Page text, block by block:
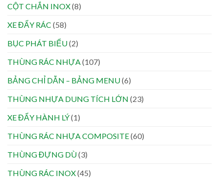
CỘT CHẮN INOX(8)
XE ĐẨY RÁC (58)
BỤC PHÁT BIỂU(2)
THÙNG RÁC NHỰA (107)
BẢNG CHỈ DẪN – BẢNG MENU(6)
THÙNG NHỰA DUNG TÍCH LỚN (23)
XE ĐẨY HÀNH LÝ(1)
THÙNG RÁC NHỰA COMPOSITE(60)
THÙNG ĐỰNG DÙ(3)
THÙNG RÁC INOX(45)